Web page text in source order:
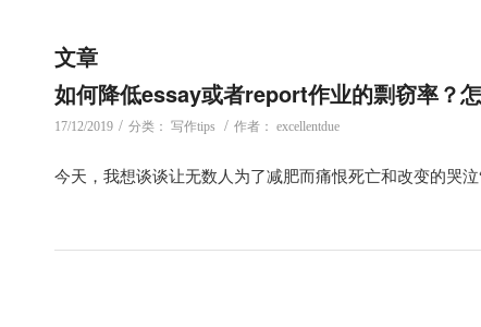
文章
如何降低essay或者report作业的剽窃率？
17/12/2019 / 分类： 写作tips / 作者： excellentdue
今天，我想谈谈让无数人为了减肥而痛恨死亡和改变的哭